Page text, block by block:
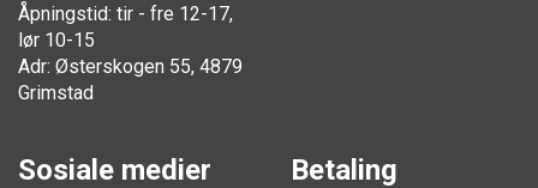
Åpningstid: tir - fre 12-17,
lør 10-15
Adr: Østerskogen 55, 4879
Grimstad
Sosiale medier Betaling